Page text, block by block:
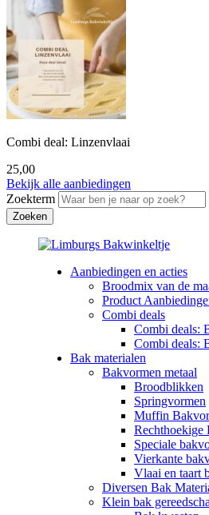
Combi deal: Linzenvlaai
25,00
Bekijk alle aanbiedingen
Zoekterm
Aanbiedingen en acties
Broodmix van de
Product
Combi deals
Combi deals:
Combi deals:
Bak materialen
Bakvormen metaal
Broodblikken
Springvormen
Muffin
Rechthoekige
Speciale
Vierkante
Vlaai en taart
Diversen Bak
Klein bak